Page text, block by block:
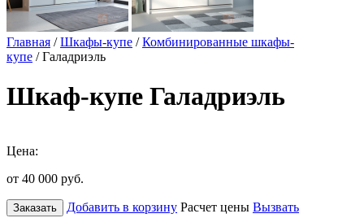
Главная /Шкафы-купе /Комбинированные шкафы-
купе / Галадриэль
Шкаф-купе Галадриэль
Цена:
от 40 000 руб.
Заказать Добавить в корзину Расчет цены Вызвать